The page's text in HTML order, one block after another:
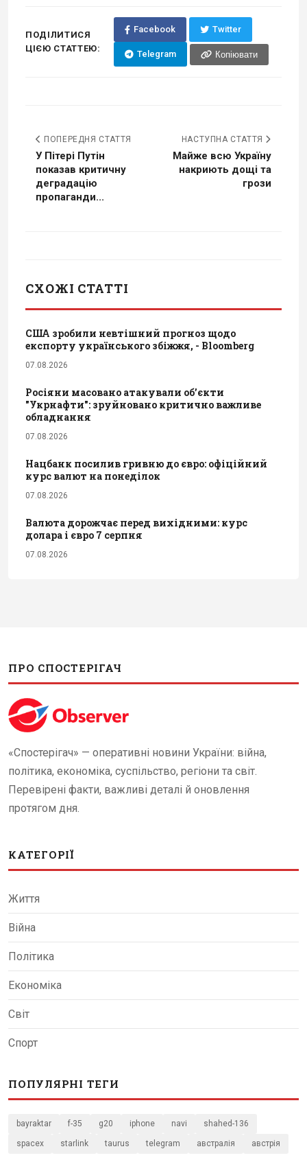
ПОДІЛИТИСЯ
ЦІЄЮ СТАТТЕЮ:
Facebook Twitter
Telegram Копіювати
ПОПЕРЕДНЯ СТАТТЯ
У Пітері Путін
показав критичну
деградацію
пропаганди...
НАСТУПНА СТАТТЯ
Майже всю Україну
накриють дощі та
грози
СХОЖІ СТАТТІ
США зробили невтішний прогноз щодо
експорту українського збіжжя, - Bloomberg
07.08.2026
Росіяни масовано атакували обʼєкти
"Укрнафти": зруйновано критично важливе
обладнання
07.08.2026
Нацбанк посилив гривню до євро: офіційний
курс валют на понеділок
07.08.2026
Валюта дорожчає перед вихідними: курс
долара і євро 7 серпня
07.08.2026
ПРО СПОСТЕРІГАЧ
«Спостерігач» — оперативні новини України: війна,
політика, економіка, суспільство, регіони та світ.
Перевірені факти, важливі деталі й оновлення
протягом дня.
КАТЕГОРІЇ
Життя
Війна
Політика
Економіка
Світ
Спорт
ПОПУЛЯРНІ ТЕГИ
bayraktar f-35 g20 iphone navi shahed-136
spacex starlink taurus telegram австралія австрія